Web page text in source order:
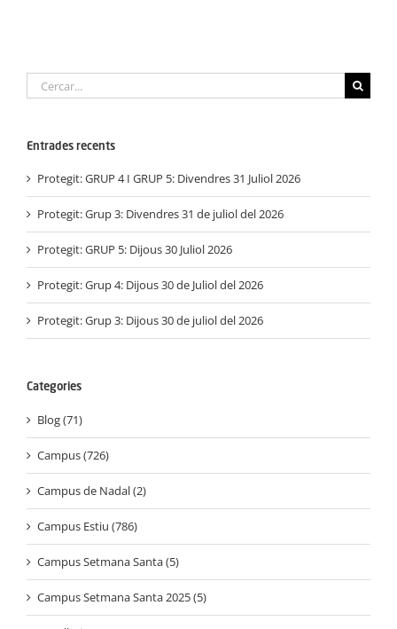
Cerca
…
Entrades recents
Protegit: GRUP 4 I GRUP 5: Divendres 31 Juliol 2026
Protegit: Grup 3: Divendres 31 de juliol del 2026
Protegit: GRUP 5: Dijous 30 Juliol 2026
Protegit: Grup 4: Dijous 30 de Juliol del 2026
Protegit: Grup 3: Dijous 30 de juliol del 2026
Categories
Blog (71)
Campus (726)
Campus de Nadal (2)
Campus Estiu (786)
Campus Setmana Santa (5)
Campus Setmana Santa 2025 (5)